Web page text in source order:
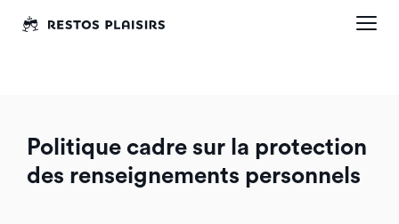
Politique cadre sur la protection
des renseignements personnels